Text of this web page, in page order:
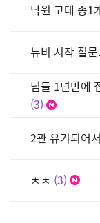
낙원 고대 종1
뉴비 시작 질
님들 1년만에
3
2관 유기되어
ㅊㅊ 3